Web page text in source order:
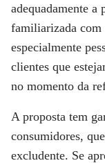
adequadamente a
familiarizada
especialmente
clientes que
no momento da
A proposta tem
consumidores,
excludente. Se